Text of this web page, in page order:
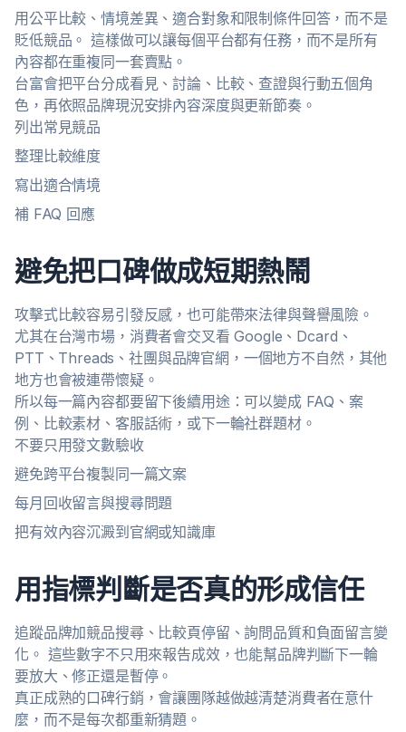
用公平比較、情境差異、適合對象和限制條件回答，而不是
貶低競品。 這樣做可以讓每個平台都有任務，而不是所有
內容都在重複同一套賣點。
台富會把平台分成看見、討論、比較、查證與行動五個角
色，再依照品牌現況安排內容深度與更新節奏。
列出常見競品
整理比較維度
寫出適合情境
補 FAQ 回應
避免把口碑做成短期熱鬧
攻擊式比較容易引發反感，也可能帶來法律與聲譽風險。
尤其在台灣市場，消費者會交叉看 Google、Dcard、
PTT、Threads、社團與品牌官網，一個地方不自然，其他
地方也會被連帶懷疑。
所以每一篇內容都要留下後續用途：可以變成 FAQ、案
例、比較素材、客服話術，或下一輪社群題材。
不要只用發文數驗收
避免跨平台複製同一篇文案
每月回收留言與搜尋問題
把有效內容沉澱到官網或知識庫
用指標判斷是否真的形成信任
追蹤品牌加競品搜尋、比較頁停留、詢問品質和負面留言變
化。 這些數字不只用來報告成效，也能幫品牌判斷下一輪
要放大、修正還是暫停。
真正成熟的口碑行銷，會讓團隊越做越清楚消費者在意什
麼，而不是每次都重新猜題。